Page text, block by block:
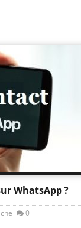
WhatsApp ?
0